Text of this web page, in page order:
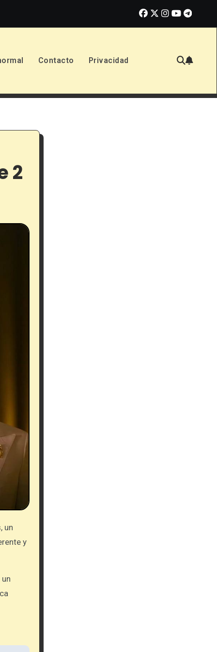
No Dejes a los Niños Solos (2026): Reseña de la nueva
Contacto Privacidad
2
un
y